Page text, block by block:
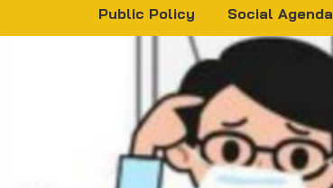
Public Policy Social Agenda